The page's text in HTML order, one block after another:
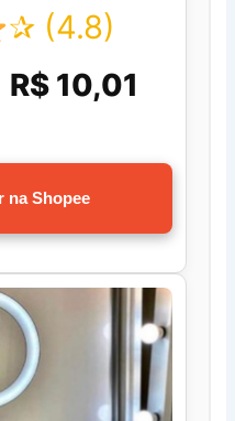
✰ (4.8)
R$ 10,01
na Shopee